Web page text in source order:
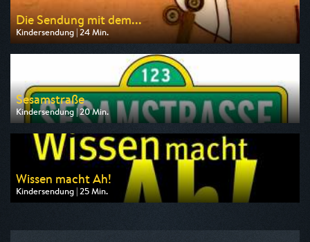
Die Sendung mit dem...
Kindersendung | 24 Min.
Ausgestrahlt von KiKA
am 07.08.2026, 06:55
Sesamstraße
Kindersendung | 20 Min.
Ausgestrahlt von NDR
am 07.08.2026, 06:00
Wissen macht Ah!
Kindersendung | 25 Min.
Ausgestrahlt von ARD alpha